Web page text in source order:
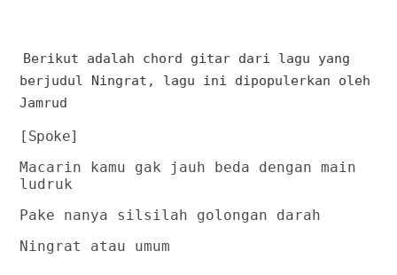
Berikut adalah chord gitar dari lagu yang
berjudul Ningrat, lagu ini dipopulerkan oleh
Jamrud
[Spoke]
Macarin kamu gak jauh beda dengan main
ludruk
Pake nanya silsilah golongan darah
Ningrat atau umum